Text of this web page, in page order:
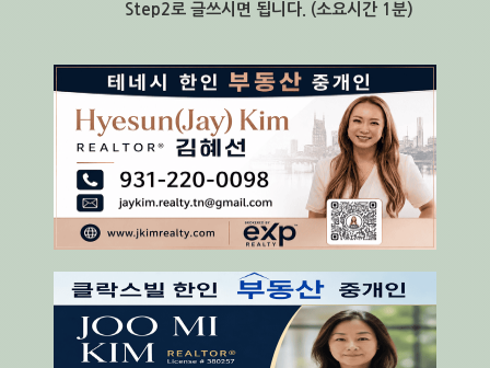
Step2로 글쓰시면 됩니다. (소요시간 1분)